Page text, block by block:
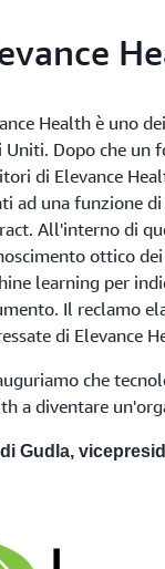
Health è uno
Uniti. Dopo che un
di Elevance
ad una funzione
All'interno di
ottico
learning per
Il reclamo
di Elevance
che
a diventare
Gudla,